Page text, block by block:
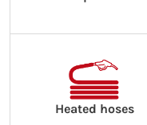
Heated hoses